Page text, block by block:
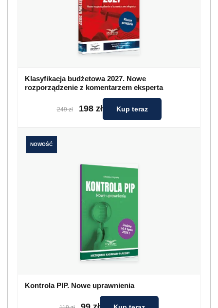
Klasyfikacja budżetowa 2027. Nowe
rozporządzenie z komentarzem eksperta
249 zł 198 zł Kup teraz
NOWOŚĆ
Kontrola PIP. Nowe uprawnienia